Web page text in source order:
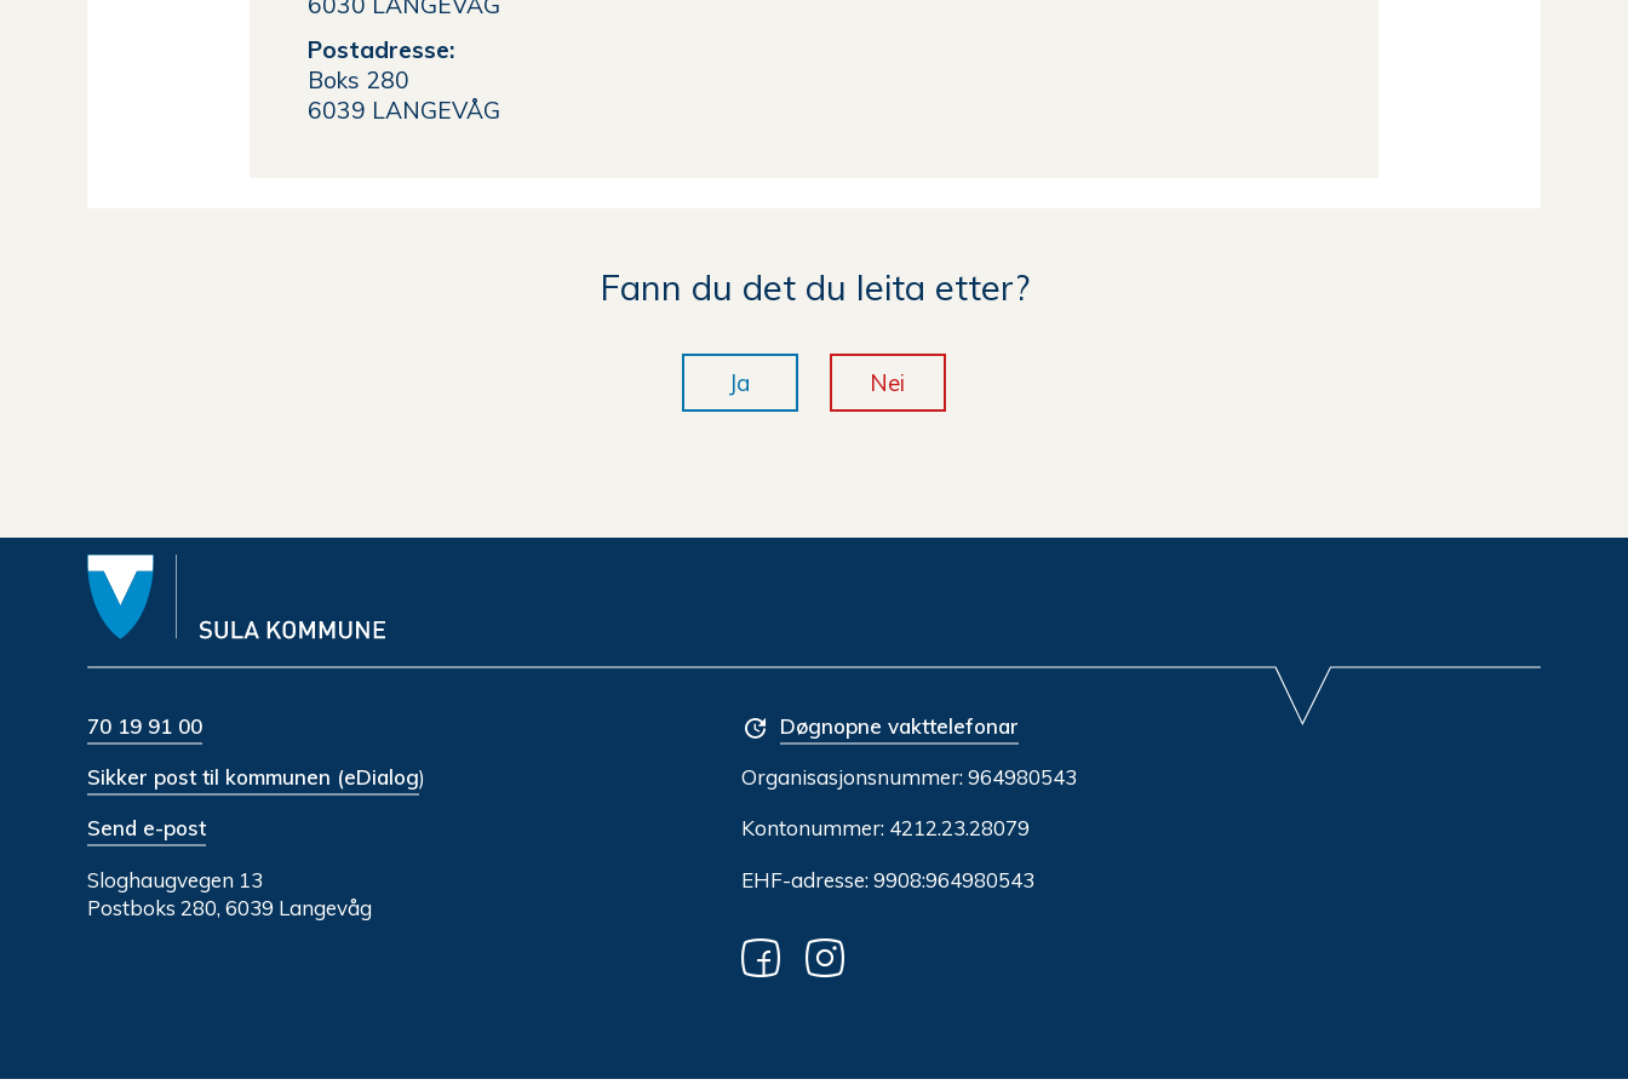
Postadresse:
Boks 280
6039 LANGEVÅG
Fann du det du leita etter?
Ja Nei
70 19 91 00
Sikker post til kommunen (eDialog)
Send e-post
Sloghaugvegen 13
Postboks 280, 6039 Langevåg
Døgnopne vakttelefonar
Organisasjonsnummer:964980543
Kontonummer: 4212.23.28079
EHF-adresse: 9908:964980543